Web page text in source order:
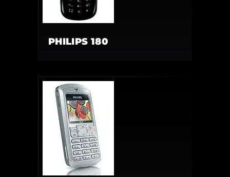
PHILIPS 180